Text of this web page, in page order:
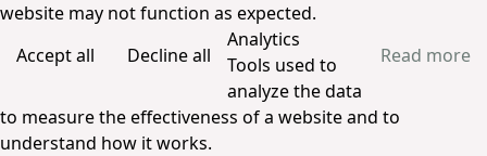
website may not function as expected.
Accept all
Decline all Read more
Analytics
Tools used to
analyze the data
to measure the effectiveness of a website and to
understand how it works.